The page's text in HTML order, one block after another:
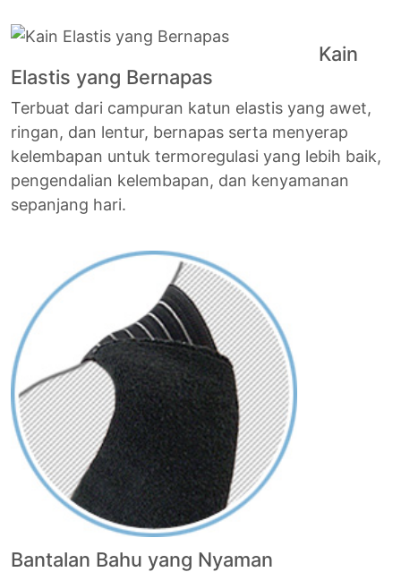
Kain
Elastis yang Bernapas
Terbuat dari campuran katun elastis yang awet,
ringan, dan lentur, bernapas serta menyerap
kelembapan untuk termoregulasi yang lebih baik,
pengendalian kelembapan, dan kenyamanan
sepanjang hari.
Bantalan Bahu yang Nyaman